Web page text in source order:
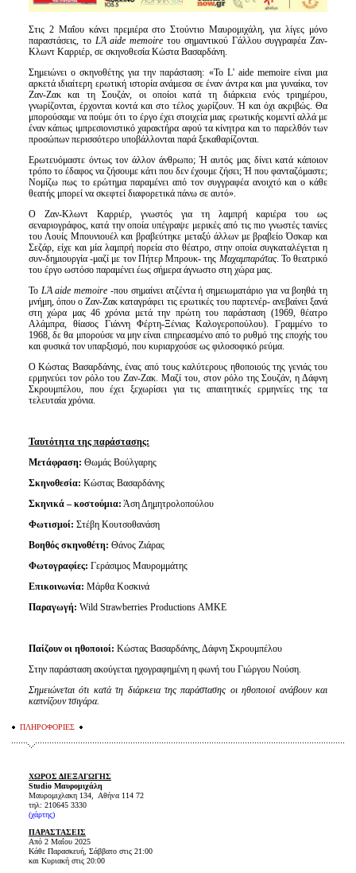
Στις 2 Μαΐου κάνει πρεμιέρα στο Στούντιο Μαυρομιχάλη, για λίγες μόνο
παραστάσεις, το LΆ aide memoire του σημαντικού Γάλλου συγγραφέα Ζαν-
Κλωντ Καρριέρ, σε σκηνοθεσία Κώστα Βασαρδάνη.
Σημειώνει ο σκηνοθέτης για την παράσταση: «Το L' aide memoire είναι μια
αρκετά ιδιαίτερη ερωτική ιστορία ανάμεσα σε έναν άντρα και μια γυναίκα, τον
Ζαν-Ζακ και τη Σουζάν, οι οποίοι κατά τη διάρκεια ενός τριημέρου,
γνωρίζονται, έρχονται κοντά και στο τέλος χωρίζουν. Ή και όχι ακριβώς. Θα
μπορούσαμε να πούμε ότι το έργο έχει στοιχεία μιας ερωτικής κομεντί αλλά με
έναν κάπως ιμπρεσιονιστικό χαρακτήρα αφού τα κίνητρα και το παρελθόν των
προσώπων περισσότερο υποβάλλονται παρά ξεκαθαρίζονται.
Ερωτευόμαστε όντως τον άλλον άνθρωπο; Ή αυτός μας δίνει κατά κάποιον
τρόπο το έδαφος να ζήσουμε κάτι που δεν έχουμε ζήσει; Ή που φανταζόμαστε;
Νομίζω πως το ερώτημα παραμένει από τον συγγραφέα ανοιχτό και ο κάθε
θεατής μπορεί να σκεφτεί διαφορετικά πάνω σε αυτό».
Ο Ζαν-Κλωντ Καρριέρ, γνωστός για τη λαμπρή καριέρα του ως
σεναριογράφος, κατά την οποία υπέγραψε μερικές από τις πιο γνωστές ταινίες
του Λουίς Μπουνιουέλ και βραβεύτηκε μεταξύ άλλων με βραβείο Όσκαρ και
Σεζάρ, είχε και μία λαμπρή πορεία στο θέατρο, στην οποία συγκαταλέγεται η
συν-δημιουργία -μαζί με τον Πήτερ Μπρουκ- της Μαχαμπαράτας. Το θεατρικό
του έργο ωστόσο παραμένει έως σήμερα άγνωστο στη χώρα μας.
Το LΆ aide memoire -που σημαίνει ατζέντα ή σημειωματάριο για να βοηθά τη
μνήμη, όπου ο Ζαν-Ζακ καταγράφει τις ερωτικές του παρτενέρ- ανεβαίνει ξανά
στη χώρα μας 46 χρόνια μετά την πρώτη του παράσταση (1969, θέατρο
Αλάμπρα, θίασος Γιάννη Φέρτη-Ξένιας Καλογεροπούλου). Γραμμένο το
1968, δε θα μπορούσε να μην είναι επηρεασμένο από το ρυθμό της εποχής του
και φυσικά τον υπαρξισμό, που κυριαρχούσε ως φιλοσοφικό ρεύμα.
Ο Κώστας Βασαρδάνης, ένας από τους καλύτερους ηθοποιούς της γενιάς του
ερμηνεύει τον ρόλο του Ζαν-Ζακ. Μαζί του, στον ρόλο της Σουζάν, η Δάφνη
Σκρουμπέλου, που έχει ξεχωρίσει για τις απαιτητικές ερμηνείες της τα
τελευταία χρόνια.
Ταυτότητα της παράστασης:
Μετάφραση: Θωμάς Βούλγαρης
Σκηνοθεσία: Κώστας Βασαρδάνης
Σκηνικά – κοστούμια: Άση Δημητρολοπούλου
Φωτισμοί: Στέβη Κουτσοθανάση
Βοηθός σκηνοθέτη: Θάνος Ζιάρας
Φωτογραφίες: Γεράσιμος Μαυρομμάτης
Επικοινωνία: Μάρθα Κοσκινά
Παραγωγή: Wild Strawberries Productions ΑΜΚΕ
Παίζουν οι ηθοποιοί: Κώστας Βασαρδάνης, Δάφνη Σκρουμπέλου
Στην παράσταση ακούγεται ηχογραφημένη η φωνή του Γιώργου Νούση.
Σημειώνεται ότι κατά τη διάρκεια της παράστασης οι ηθοποιοί ανάβουν και
καπνίζουν τσιγάρα.
ΠΛΗΡΟΦΟΡΙΕΣ
ΧΩΡΟΣ ΔΙΕΞΑΓΩΓΗΣ
Studio Μαυρομιχάλη
Μαυρομιχλακη 134, Αθήνα 114 72
τηλ: 210645 3330
(χάρτης)
ΠΑΡΑΣΤΑΣΕΙΣ
Από 2 Μαΐου 2025
Κάθε Παρασκευή, Σάββατο στις 21:00
και Κυριακή στις 20:00